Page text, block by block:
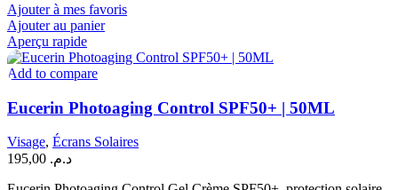
Ajouter à mes favoris
Ajouter au panier
Aperçu rapide
Add to compare
Eucerin Photoaging Control SPF50+ | 50ML
Visage, Écrans Solaires
د.م.